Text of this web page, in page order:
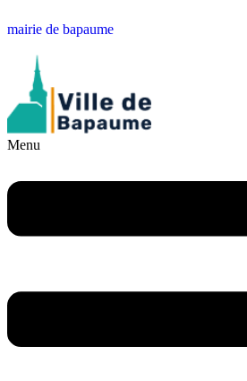
mairie de bapaume
Menu